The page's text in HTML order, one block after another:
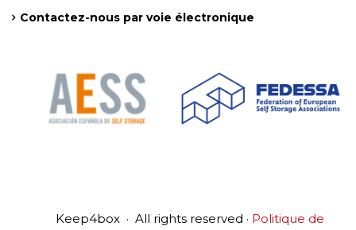
Contactez-nous par voie électronique
Keep4box · All rights reserved · Politique de